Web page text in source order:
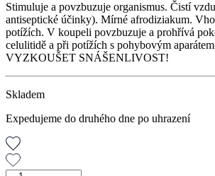
Stimuluje a povzbuzuje organismus. Čistí
antiseptické účinky). Mírné afrodiziakum.
potížích. V koupeli povzbuzuje a prohřívá
celulitidě a při potížích s pohybovým
VYZKOUŠET SNÁŠENLIVOST!
Skladem
Expedujeme do druhého dne po uhrazení